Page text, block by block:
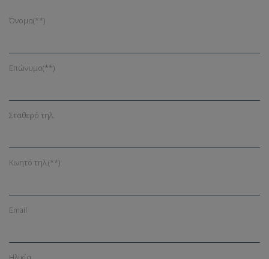
Όνομα(**)
Επώνυμο(**)
Σταθερό τηλ.
Κινητό τηλ.(**)
Email